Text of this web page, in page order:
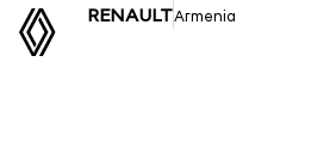
RENAULTArmenia